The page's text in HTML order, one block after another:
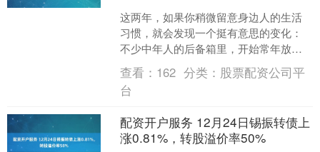
这两年，如果你稍微留意身边人的生活
习惯，就会发现一个挺有意思的变化：
不少中年人的后备箱里，开始常年放着
几瓶碱性水。火锅、烧烤、应酬、熬
夜，一样没少，但大家对身体....
查看： 162 分类： 股票配资公司平
台
配资开户服务 12月24日锡振转债上
涨0.81%，转股溢价率50%